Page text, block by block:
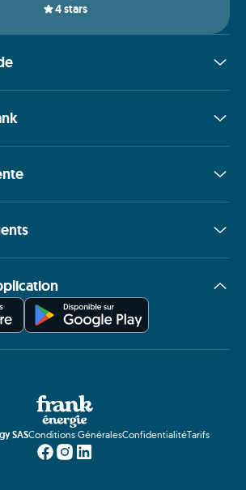
4stars
SASConditions GénéralesConfidentialitéTarifs